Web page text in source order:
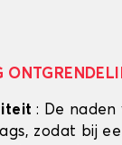
: De
zodat bij